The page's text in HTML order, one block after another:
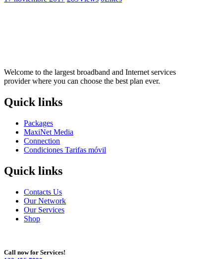
Welcome to the largest broadband and Internet services
provider where you can choose the best plan ever.
Quick links
Packages
MaxiNet Media
Connection
Condiciones Tarifas móvil
Quick links
Contacts Us
Our Network
Our Services
Shop
Call now for Services!